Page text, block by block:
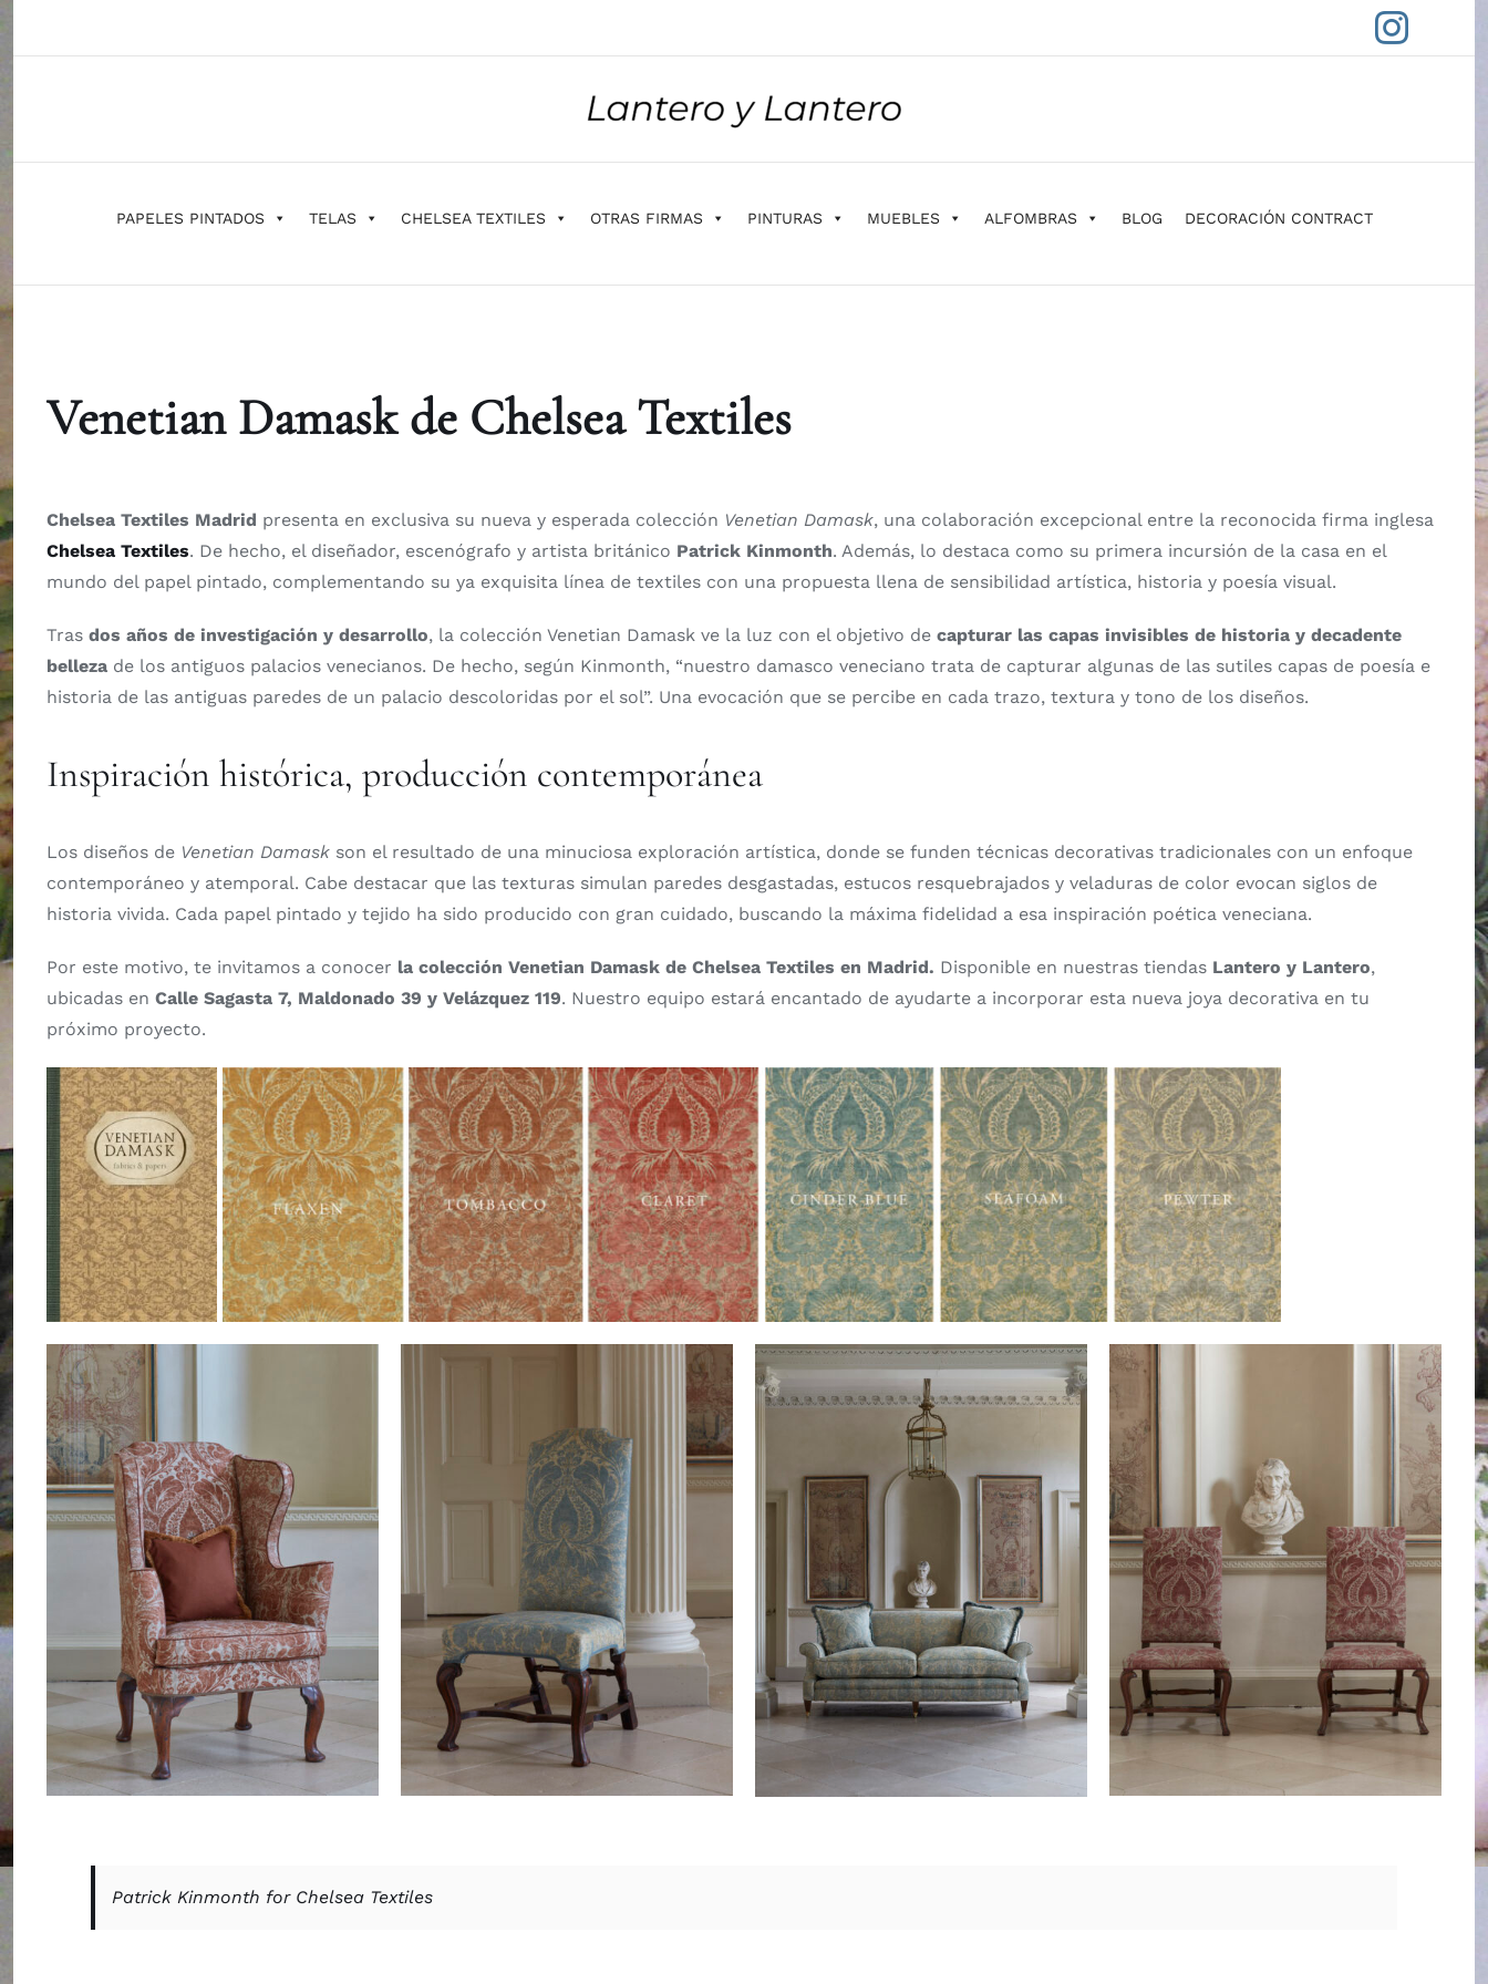
contenido
PAPELES PINTADOS TELAS CHELSEA TEXTILES OTRAS FIRMAS PINTURAS MUEBLES ALFOMBRAS BLOG DECORACIÓN CONTRACT
Venetian Damask de Chelsea Textiles
Chelsea Textiles Madrid presenta en exclusiva su nueva y esperada colección Venetian Damask, una colaboración excepcional entre la reconocida firma inglesa
Chelsea Textiles. De hecho, el diseñador, escenógrafo y artista británico Patrick Kinmonth. Además, lo destaca como su primera incursión de la casa en el
mundo del papel pintado, complementando su ya exquisita línea de textiles con una propuesta llena de sensibilidad artística, historia y poesía visual.
Tras dos años de investigación y desarrollo, la colección Venetian Damask ve la luz con el objetivo de capturar las capas invisibles de historia y decadente
bellezade los antiguos palacios venecianos. De hecho, según Kinmonth, “nuestro damasco veneciano trata de capturar algunas de las sutiles capas de poesía e
historia de las antiguas paredes de un palacio descoloridas por el sol”. Una evocación que se percibe en cada trazo, textura y tono de los diseños.
Inspiración histórica, producción contemporánea
Los diseños de Venetian Damaskson el resultado de una minuciosa exploración artística, donde se funden técnicas decorativas tradicionales con un enfoque
contemporáneo y atemporal. Cabe destacar que las texturas simulan paredes desgastadas, estucos resquebrajados y veladuras de color evocan siglos de
historia vivida. Cada papel pintado y tejido ha sido producido con gran cuidado, buscando la máxima fidelidad a esa inspiración poética veneciana.
Por este motivo, te invitamos a conocer la colección Venetian Damask de Chelsea Textiles en Madrid. Disponible en nuestras tiendas Lantero y Lantero,
ubicadas en Calle Sagasta 7, Maldonado 39 y Velázquez 119. Nuestro equipo estará encantado de ayudarte a incorporar esta nueva joya decorativa en tu
próximo proyecto.
Patrick Kinmonth for Chelsea Textiles